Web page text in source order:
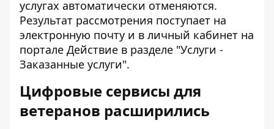
услугах автоматически отменяются.
Результат рассмотрения поступает на
электронную почту и в личный кабинет на
портале Действие в разделе "Услуги -
Заказанные услуги".
Цифровые сервисы для
ветеранов расширились